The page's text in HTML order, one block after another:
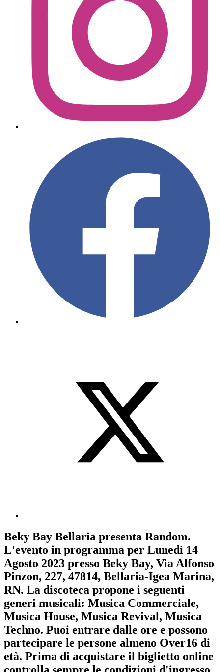
Beky Bay Bellaria presenta Random.
L'evento in programma per Lunedì 14
Agosto 2023 presso Beky Bay, Via Alfonso
Pinzon, 227, 47814, Bellaria-Igea Marina,
RN. La discoteca propone i seguenti
generi musicali: Musica Commerciale,
Musica House, Musica Revival, Musica
Techno. Puoi entrare dalle ore e possono
partecipare le persone almeno Over16 di
età. Prima di acquistare il biglietto online